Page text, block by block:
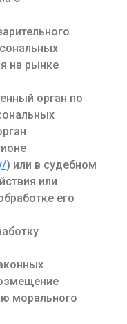
на рынке
орган по
) или в судебном
или
его
морального